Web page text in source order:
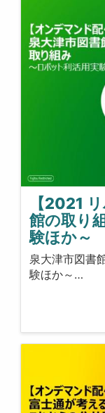
【2021
館の取り
験ほか～
泉大津市図書
験ほか～…